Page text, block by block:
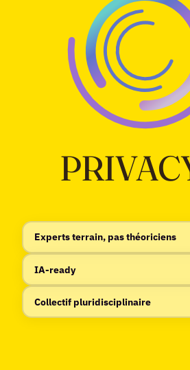
Experts terrain, pas théoriciens
IA-ready
Collectif pluridisciplinaire